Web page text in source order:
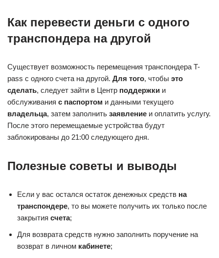
Как перевести деньги с одного
транспондера на другой
Существует возможность перемещения транспондера T-
pass с одного счета на другой. Для того, чтобы это
сделать, следует зайти в Центр поддержки и
обслуживания с паспортом и данными текущего
владельца, затем заполнить заявление и оплатить услугу.
После этого перемещаемые устройства будут
заблокированы до 21:00 следующего дня.
Полезные советы и выводы
Если у вас остался остаток денежных средств на
транспондере, то вы можете получить их только после
закрытия счета;
Для возврата средств нужно заполнить поручение на
возврат в личном кабинете;